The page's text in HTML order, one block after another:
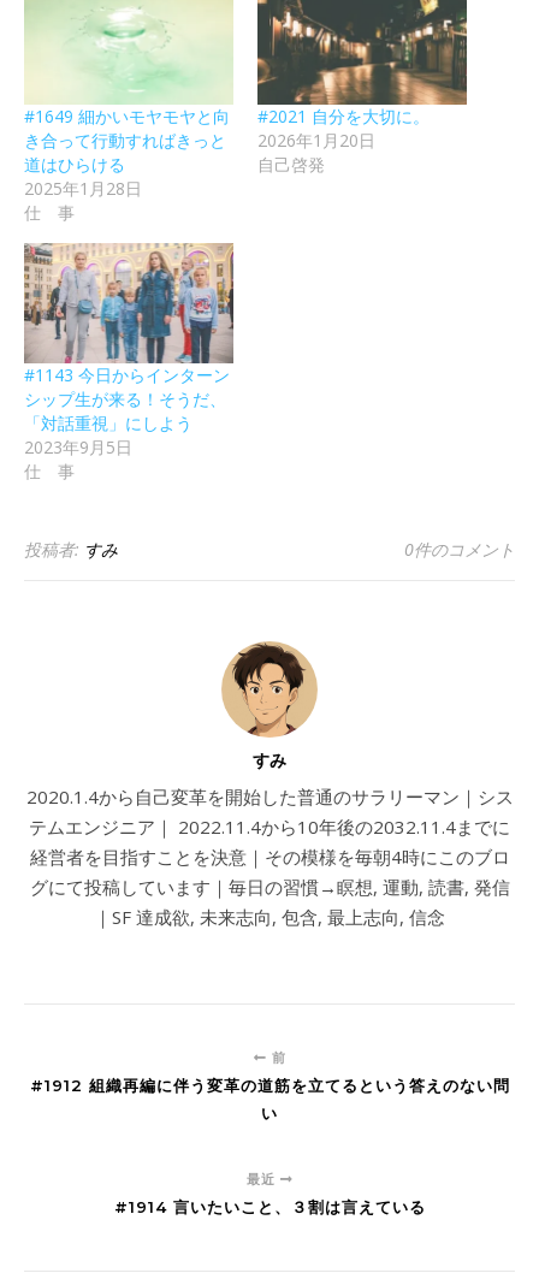
#1649 細かいモヤモヤと向
き合って行動すればきっと
道はひらける
2025年1月28日
仕 事
#2021 自分を大切に。
2026年1月20日
自己啓発
#1143 今日からインターン
シップ生が来る！そうだ、
「対話重視」にしよう
2023年9月5日
仕 事
投稿者: すみ 0件のコメント
すみ
2020.1.4から自己変革を開始した普通のサラリーマン｜シス
テムエンジニア｜ 2022.11.4から10年後の2032.11.4までに
経営者を目指すことを決意｜その模様を毎朝4時にこのブロ
グにて投稿しています｜毎日の習慣→瞑想, 運動, 読書, 発信
｜SF 達成欲, 未来志向, 包含, 最上志向, 信念
前
#1912 組織再編に伴う変革の道筋を立てるという答えのない問
い
最近
#1914 言いたいこと、３割は言えている